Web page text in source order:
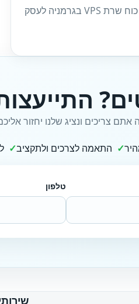
ויציבות מעולה. גלה את כוח שרת VPS בגרמניה לעסק
צריכים ונציג שלנו יחזור
התאמה לצרכים ולתקציב
טלפון